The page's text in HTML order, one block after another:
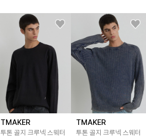
TMAKER
투톤 골지 크루넥 스웨터
TMAKER
투톤 골지 크루넥 스웨터